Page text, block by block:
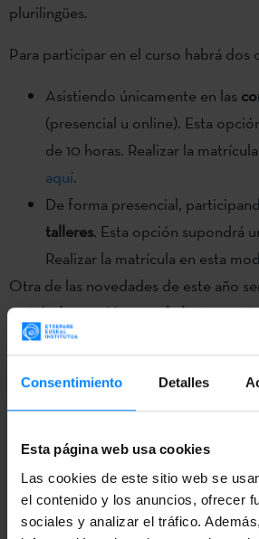
Consentimiento Detalles
Esta página web usa cookies
Las cookies de este sitio web se
el contenido y los anuncios, ofrecer
sociales y analizar el tráfico.
plurilingües.
Para participar en el curso habrá dos
Asistiendo únicamente en las
(presencial u online). Esta
de 10 horas. Realizar la
aquí.
De forma presencial,
talleres. Esta opción supondrá
Realizar la matrícula en esta
Otra de las novedades de este año
matrícula para jóvenes de hasta 25
curso será de 25 €para el alumnado
El curso estará dirigido porGarbiñe
Monika Madinabeitia Mendaro
Promoción del Euskera Etxepare
Ponentes